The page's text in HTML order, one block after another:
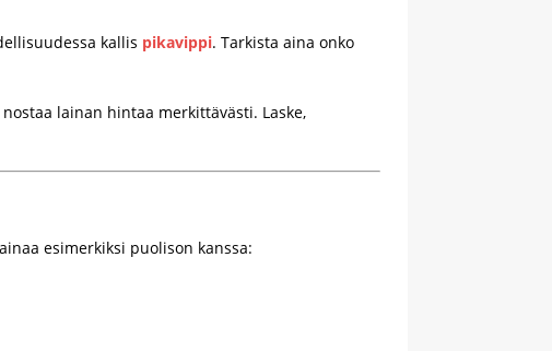
kallis pikavippi. Tarkista aina onko
lainan hintaa merkittävästi. Laske,
esimerkiksi puolison kanssa: